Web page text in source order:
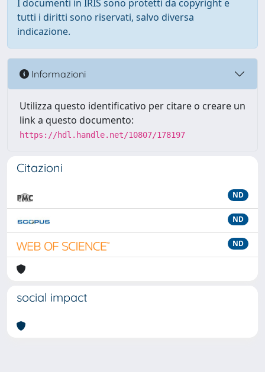
I documenti in IRIS sono protetti da copyright e
tutti i diritti sono riservati, salvo diversa
indicazione.
Informazioni
Utilizza questo identificativo per citare o creare un
link a questo documento:
https://hdl.handle.net/10807/178197
Citazioni
ND
ND
ND
social impact